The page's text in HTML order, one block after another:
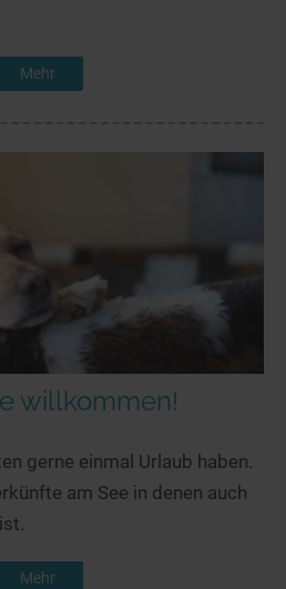
Mehr
willkommen!
gerne einmal Urlaub haben.
am See in denen auch
Mehr